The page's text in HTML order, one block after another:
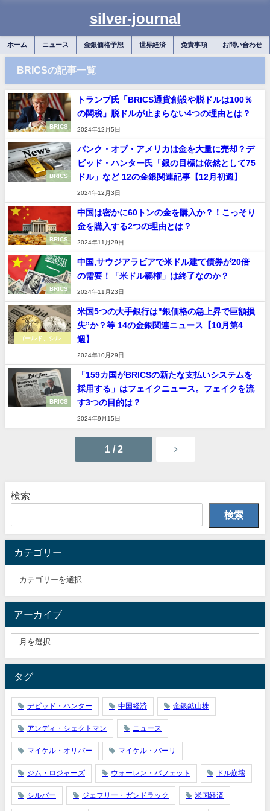
silver-journal
ホーム ニュース 金銀価格予想 世界経済 免責事項 お問い合わせ
BRICSの記事一覧
BRICS
トランプ氏「BRICS通貨創設や脱ドルは100％
の関税」脱ドルが止まらない4つの理由とは？
2024年12月5日
BRICS
バンク・オブ・アメリカは金を大量に売却？デ
ビッド・ハンター氏「銀の目標は依然として75
ドル」など 12の金銀関連記事【12月初週】
2024年12月3日
BRICS
中国は密かに60トンの金を購入か？！こっそり
金を購入する2つの理由とは？
2024年11月29日
BRICS
中国,サウジアラビアで米ドル建て債券が20倍
の需要！「米ドル覇権」は終了なのか？
2024年11月23日
ゴールド、シルバ
米国5つの大手銀行は"銀価格の急上昇で巨額損
失”か？等 14の金銀関連ニュース【10月第4
週】
2024年10月29日
BRICS
「159カ国がBRICSの新たな支払いシステムを
採用する」はフェイクニュース。フェイクを流
す3つの目的は？
2024年9月15日
1 / 2
検索
検索
カテゴリー
アーカイブ
タグ
デビッド・ハンター 中国経済 金銀鉱山株
アンディ・シェクトマン ニュース
マイケル・オリバー マイケル・バーリ
ジム・ロジャーズ ウォーレン・バフェット ドル崩壊
シルバー ジェフリー・ガンドラック 米国経済